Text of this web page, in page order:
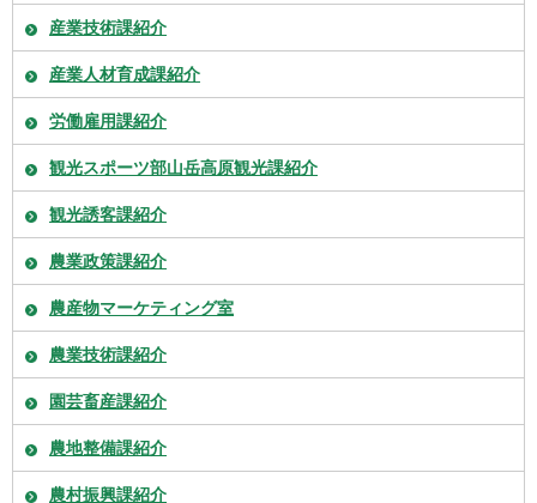
産業技術課紹介
産業人材育成課紹介
労働雇用課紹介
観光スポーツ部山岳高原観光課紹介
観光誘客課紹介
農業政策課紹介
農産物マーケティング室
農業技術課紹介
園芸畜産課紹介
農地整備課紹介
農村振興課紹介